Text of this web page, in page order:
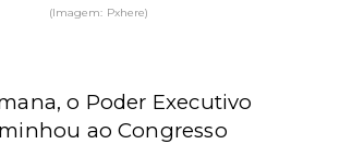
(Imagem: Pxhere)
o Poder Executivo
ao Congresso